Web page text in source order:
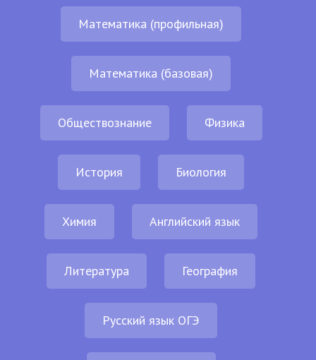
Математика (профильная)
Математика (базовая)
Обществознание Физика
История Биология
Химия Английский язык
Литература География
Русский язык ОГЭ